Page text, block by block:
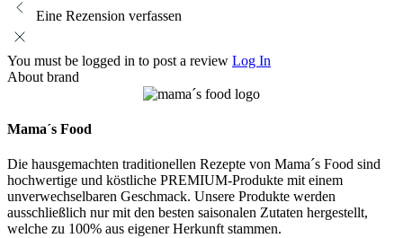
Eine Rezension verfassen
You must be logged in to post a review Log In
About brand
Mama´s Food
Die hausgemachten traditionellen Rezepte von Mama´s Food sind
hochwertige und köstliche PREMIUM-Produkte mit einem
unverwechselbaren Geschmack. Unsere Produkte werden
ausschließlich nur mit den besten saisonalen Zutaten hergestellt,
welche zu 100% aus eigener Herkunft stammen.